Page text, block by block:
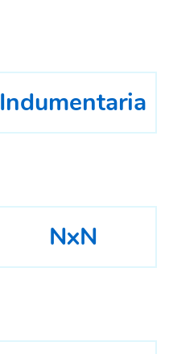
Indumentaria
NxN